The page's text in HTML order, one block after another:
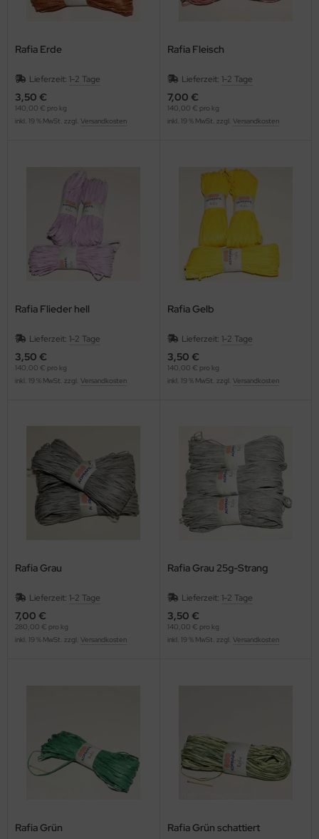
Rafia Erde
Lieferzeit: 1-2 Tage
3,50 €
140,00 € pro kg
inkl. 19 % MwSt. zzgl. Versandkosten
Rafia Fleisch
Lieferzeit: 1-2 Tage
7,00 €
140,00 € pro kg
inkl. 19 % MwSt. zzgl. Versandkosten
Rafia Flieder hell
Lieferzeit: 1-2 Tage
3,50 €
140,00 € pro kg
inkl. 19 % MwSt. zzgl. Versandkosten
Rafia Gelb
Lieferzeit: 1-2 Tage
3,50 €
140,00 € pro kg
inkl. 19 % MwSt. zzgl. Versandkosten
Rafia Grau
Lieferzeit: 1-2 Tage
7,00 €
280,00 € pro kg
inkl. 19 % MwSt. zzgl. Versandkosten
Rafia Grau 25g-Strang
Lieferzeit: 1-2 Tage
3,50 €
140,00 € pro kg
inkl. 19 % MwSt. zzgl. Versandkosten
Rafia Grün Rafia Grün schattiert